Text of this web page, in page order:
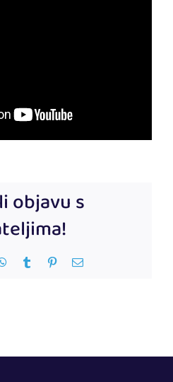
objavu s
WhatsApp
Tumblr PinterestEmail